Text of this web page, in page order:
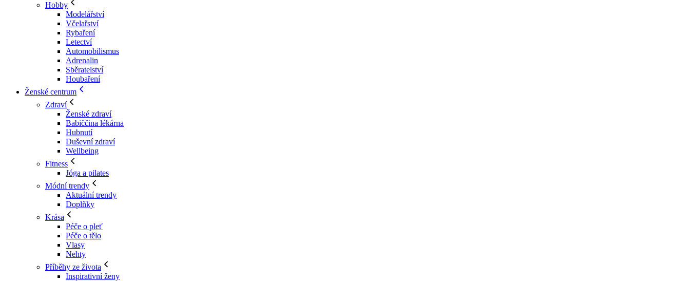
Hobby
Modelářství
Včelařství
Rybaření
Letectví
Automobilismus
Adrenalin
Sběratelství
Houbaření
Ženské centrum
Zdraví
Ženské zdraví
Babiččina lékárna
Hubnutí
Duševní zdraví
Wellbeing
Fitness
Jóga a pilates
Módní trendy
Aktuální trendy
Doplňky
Krása
Péče o pleť
Péče o tělo
Vlasy
Nehty
Příběhy ze života
Inspirativní ženy